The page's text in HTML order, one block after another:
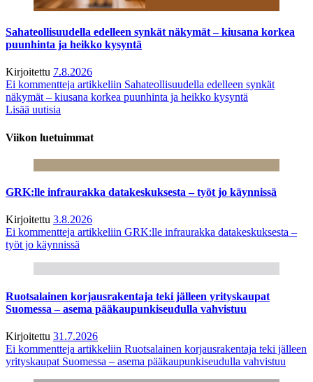
Sahateollisuudella edelleen synkät näkymät – kiusana korkea
puunhinta ja heikko kysyntä
Kirjoitettu 7.8.2026
Ei kommentteja artikkeliin Sahateollisuudella edelleen synkät
näkymät – kiusana korkea puunhinta ja heikko kysyntä
Lisää uutisia
Viikon luetuimmat
GRK:lle infraurakka datakeskuksesta – työt jo käynnissä
Kirjoitettu 3.8.2026
Ei kommentteja artikkeliin GRK:lle infraurakka datakeskuksesta –
työt jo käynnissä
Ruotsalainen korjausrakentaja teki jälleen yrityskaupat
Suomessa – asema pääkaupunkiseudulla vahvistuu
Kirjoitettu 31.7.2026
Ei kommentteja artikkeliin Ruotsalainen korjausrakentaja teki jälleen
yrityskaupat Suomessa – asema pääkaupunkiseudulla vahvistuu